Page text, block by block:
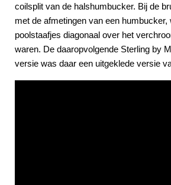
coilsplit van de halshumbucker. Bij de
met de afmetingen van een humbucker,
poolstaafjes diagonaal over het
waren. De daaropvolgende Sterling by
versie was daar een uitgeklede versie